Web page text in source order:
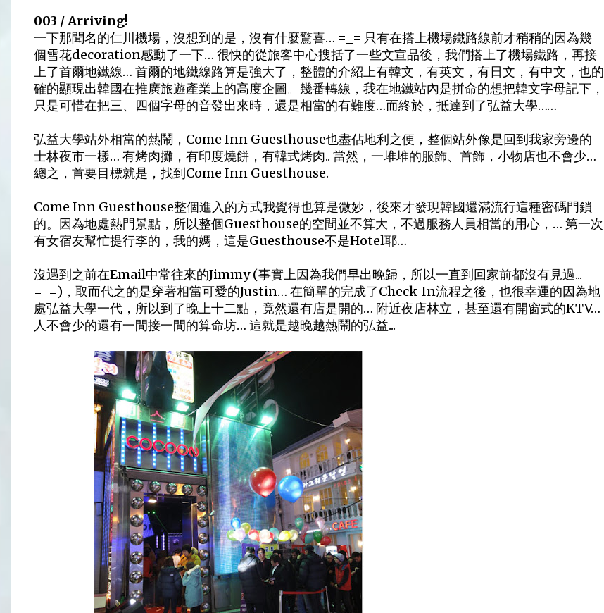
003 / Arriving!
一下那聞名的仁川機場，沒想到的是，沒有什麼驚喜… =_= 只有在搭上機場鐵路線前才稍稍的因為幾
個雪花decoration感動了一下… 很快的從旅客中心搜括了一些文宣品後，我們搭上了機場鐵路，再接
上了首爾地鐵線… 首爾的地鐵線路算是強大了，整體的介紹上有韓文，有英文，有日文，有中文，也的
確的顯現出韓國在推廣旅遊產業上的高度企圖。幾番轉線，我在地鐵站內是拼命的想把韓文字母記下，
只是可惜在把三、四個字母的音發出來時，還是相當的有難度…而終於，抵達到了弘益大學……
弘益大學站外相當的熱鬧，Come Inn Guesthouse也盡佔地利之便，整個站外像是回到我家旁邊的
士林夜市一樣… 有烤肉攤，有印度燒餅，有韓式烤肉.. 當然，一堆堆的服飾、首飾，小物店也不會少…
總之，首要目標就是，找到Come Inn Guesthouse.
Come Inn Guesthouse整個進入的方式我覺得也算是微妙，後來才發現韓國還滿流行這種密碼門鎖
的。因為地處熱門景點，所以整個Guesthouse的空間並不算大，不過服務人員相當的用心，… 第一次
有女宿友幫忙提行李的，我的媽，這是Guesthouse不是Hotel耶…
沒遇到之前在Email中常往來的Jimmy (事實上因為我們早出晚歸，所以一直到回家前都沒有見過...
=_=)，取而代之的是穿著相當可愛的Justin… 在簡單的完成了Check-In流程之後，也很幸運的因為地
處弘益大學一代，所以到了晚上十二點，竟然還有店是開的… 附近夜店林立，甚至還有開窗式的KTV…
人不會少的還有一間接一間的算命坊… 這就是越晚越熱鬧的弘益...